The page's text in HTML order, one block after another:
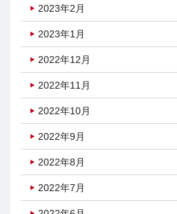
2023年2月
2023年1月
2022年12月
2022年11月
2022年10月
2022年9月
2022年8月
2022年7月